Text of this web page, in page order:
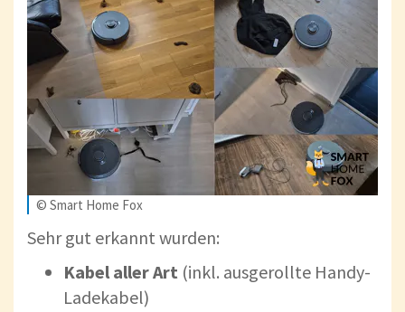
© Smart Home Fox
Sehr gut erkannt wurden:
Kabel aller Art (inkl. ausgerollte Handy-
Ladekabel)